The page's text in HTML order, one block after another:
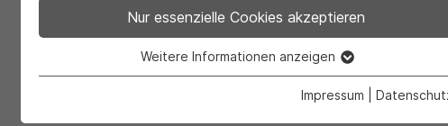
Nur essenzielle Cookies akzeptieren
Essenzielle Cookies werden für grundlegende Funktionen der
Weitere Informationen anzeigen
Impressum